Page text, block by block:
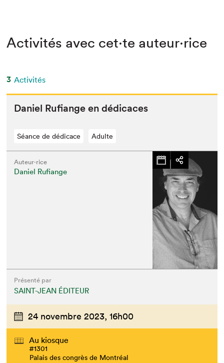
Activités avec cet·te auteur·rice
3 Activités
Daniel Rufi­ange en dédicaces
Séance de dédicace Adulte
Auteur·rice
Daniel Rufiange
Présenté par
SAINT-JEAN ÉDITEUR
24 novembre 2023, 16h00
Au kiosque
#1301
Palais des congrès de Montréal